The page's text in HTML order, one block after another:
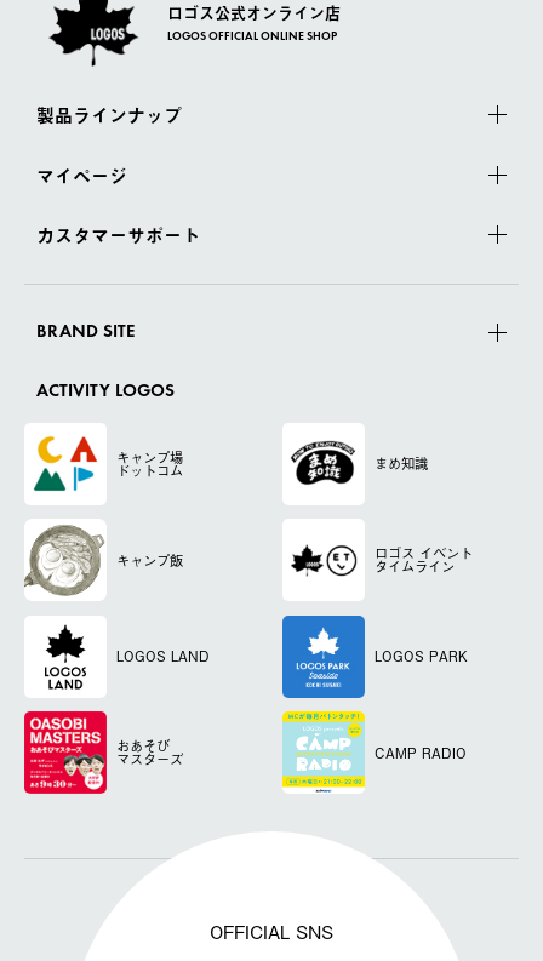
ロゴス公式オンライン店
LOGOS OFFICIAL ONLINE SHOP
製品ラインナップ
マイページ
カスタマーサポート
BRAND SITE
ACTIVITY LOGOS
キャンプ場
ドットコム まめ知識
キャンプ飯 ロゴス イベント
タイムライン
LOGOS LAND LOGOS PARK
おあそび
マスターズ CAMP RADIO
OFFICIAL SNS